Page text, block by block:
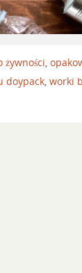
żywności,
doypack, worki